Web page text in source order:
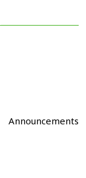
Announcements